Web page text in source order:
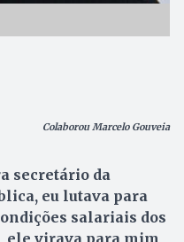
Colaborou Marcelo Gouveia
secretário da
eu lutava para
salariais dos
ele virava para mim